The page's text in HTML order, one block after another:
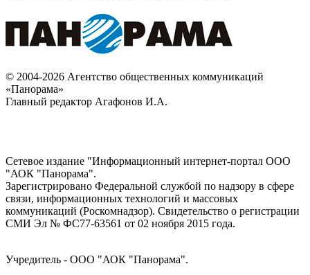
© 2004-2026 Агентство общественных коммуникаций
«Панорама»
Главный редактор Агафонов И.А.
Сетевое издание "Информационный интернет-портал ООО
"АОК "Панорама".
Зарегистрировано Федеральной службой по надзору в сфере
связи, информационных технологий и массовых
коммуникаций (Роскомнадзор). Cвидетельство о регистрации
СМИ Эл № ФС77-63561 от 02 ноября 2015 года.
Учредитель - ООО "АОК "Панорама".